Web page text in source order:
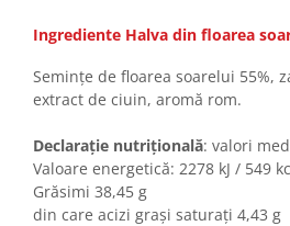
Cereale
Paine
Chifle
Colaci festivi
Snack-uri sărate
Ingrediente Halva din floarea
Semințe de floarea soarelui 55%,
extract de ciuin, aromă rom.
Declarație nutrițională: valori
Valoare energetică: 2278 kJ / 549
Grăsimi 38,45 g
din care acizi grași saturați 4,43 g